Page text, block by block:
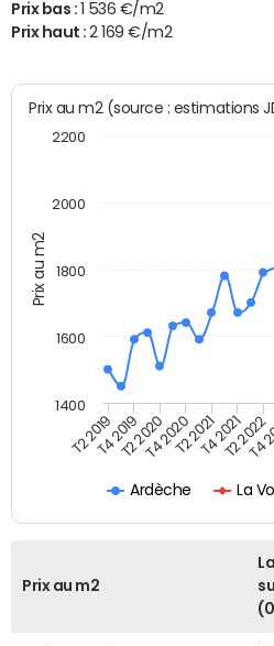
Prix bas :
1 536 €/m2
Prix haut :2 169 €/m2
Prix au m2
Prix au m2 (source : estimations
Ardèche La
T2 2019T4 2019T2 2020T4 2020T2 2021T4 2021T2 2022
T4
1400
1600
1800
2000
2200
Prix au m2